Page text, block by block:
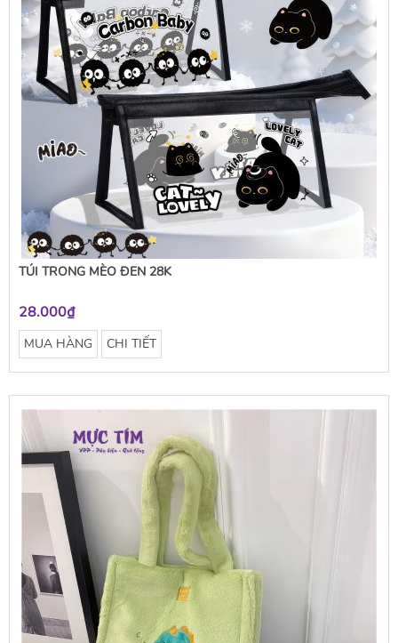
TÚI TRONG MÈO ĐEN 28K
28.000₫
MUA HÀNG CHI TIẾT